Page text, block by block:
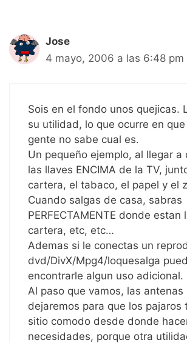
Jose
4 mayo, 2006 a las 6:48 pm
Sois en el fondo unos quejicas.
su utilidad, lo que ocurre en
gente no sabe cual es.
Un pequeño ejemplo, al llegar a
las llaves ENCIMA de la TV,
cartera, el tabaco, el papel y el
Cuando salgas de casa, sabras
PERFECTAMENTE donde estan
cartera, etc, etc…
Ademas si le conectas un
dvd/DivX/Mpg4/loquesalga
encontrarle algun uso adicional.
Al paso que vamos, las antenas
dejaremos para que los pajaros
sitio comodo desde donde
necesidades, porque otra